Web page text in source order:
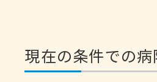
現在の条件での